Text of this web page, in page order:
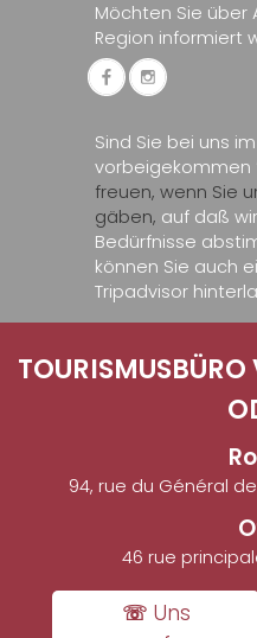
Möchten Sie über
Region informiert
Sind Sie bei uns
vorbeigekommen
freuen, wenn Sie
gäben, auf daß
Bedürfnisse
können Sie auch
Tripadvisor
94, rue du Général de
46 rue
☏ Uns